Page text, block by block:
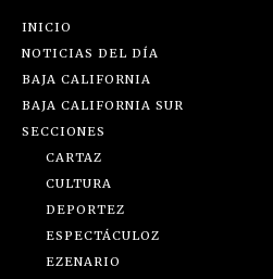
INICIO
NOTICIAS DEL DÍA
BAJA CALIFORNIA
BAJA CALIFORNIA SUR
SECCIONES
CARTAZ
CULTURA
DEPORTEZ
ESPECTÁCULOZ
EZENARIO